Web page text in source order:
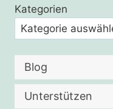
Kategorien
Blog
Unterstützen